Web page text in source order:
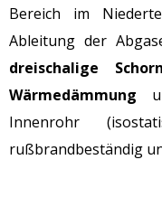
Bereich im
Ableitung der
dreischalige
Wärmedämmung
Innenrohr
rußbrandbeständig